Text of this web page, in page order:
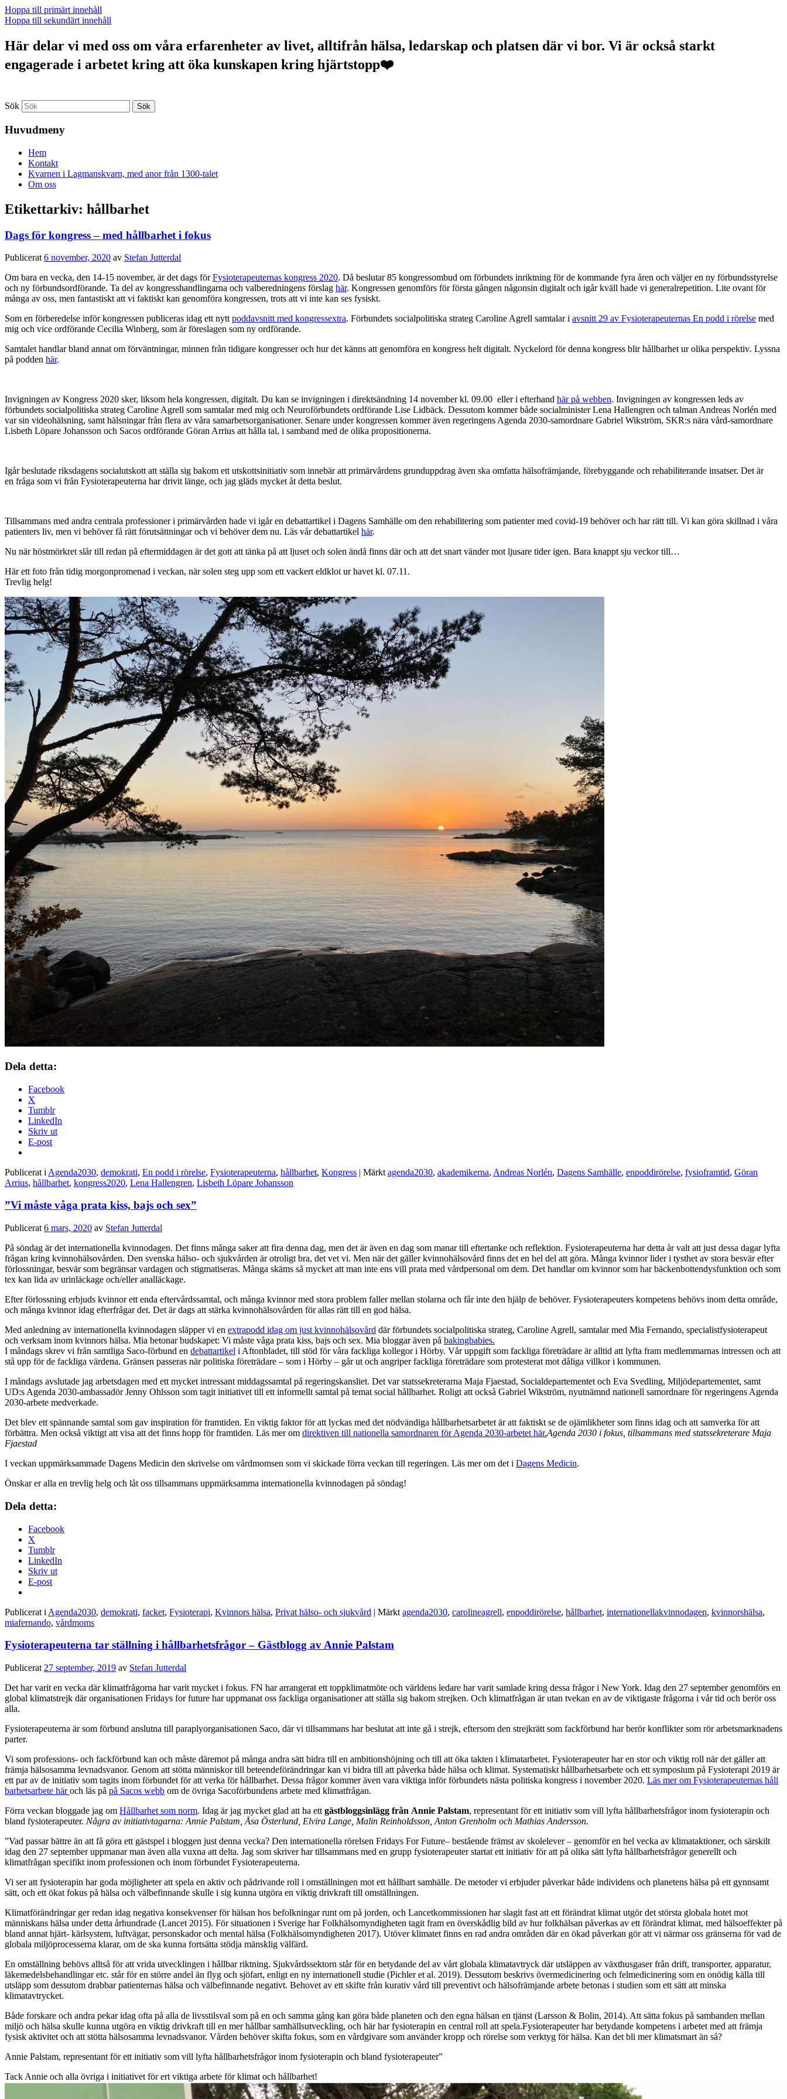
Hoppa till primärt innehåll
Hoppa till sekundärt innehåll
Här delar vi med oss om våra erfarenheter av livet, alltifrån hälsa, ledarskap och platsen där vi bor. Vi är också starkt
engagerade i arbetet kring att öka kunskapen kring hjärtstopp❤️
Sök
Huvudmeny
Hem
Kontakt
Kvarnen i Lagmanskvarn, med anor från 1300-talet
Om oss
Etikettarkiv: hållbarhet
Dags för kongress – med hållbarhet i fokus
Publicerat 6 november, 2020 av Stefan Jutterdal
Om bara en vecka, den 14-15 november, är det dags förFysioterapeuternas kongress 2020. Då beslutar 85 kongressombud om förbundets inriktning för de kommande fyra åren och väljer en ny förbundsstyrelse
och ny förbundsordförande. Ta del av kongresshandlingarna och valberedningens förslag här. Kongressen genomförs för första gången någonsin digitalt och igår kväll hade vi generalrepetition. Lite ovant för
många av oss, men fantastiskt att vi faktiskt kan genomföra kongressen, trots att vi inte kan ses fysiskt.
Som en förberedelse inför kongressen publiceras idag ett nytt poddavsnitt med kongressextra. Förbundets socialpolitiska strateg Caroline Agrell samtalar i avsnitt 29 av Fysioterapeuternas En podd i rörelse med
mig och vice ordförande Cecilia Winberg, som är föreslagen som ny ordförande.
Samtalet handlar bland annat om förväntningar, minnen från tidigare kongresser och hur det känns att genomföra en kongress helt digitalt. Nyckelord för denna kongress blir hållbarhet ur olika perspektiv. Lyssna
på podden här.
Invigningen av Kongress 2020 sker, liksom hela kongressen, digitalt. Du kan se invigningen i direktsändning 14 november kl. 09.00 eller i efterhand här på webben. Invigningen av kongressen leds av
förbundets socialpolitiska strateg Caroline Agrell som samtalar med mig och Neuroförbundets ordförande Lise Lidbäck. Dessutom kommer både socialminister Lena Hallengren och talman Andreas Norlén med
var sin videohälsning, samt hälsningar från flera av våra samarbetsorganisationer. Senare under kongressen kommer även regeringens Agenda 2030-samordnare Gabriel Wikström, SKR:s nära vård-samordnare
Lisbeth Löpare Johansson och Sacos ordförande Göran Arrius att hålla tal, i samband med de olika propositionerna.
Igår beslutade riksdagens socialutskott att ställa sig bakom ett utskottsinitiativ som innebär att primärvårdens grunduppdrag även ska omfatta hälsofrämjande, förebyggande och rehabiliterande insatser. Det är
en fråga som vi från Fysioterapeuterna har drivit länge, och jag gläds mycket åt detta beslut.
Tillsammans med andra centrala professioner i primärvården hade vi igår en debattartikel i Dagens Samhälle om den rehabilitering som patienter med covid-19 behöver och har rätt till. Vi kan göra skillnad i våra
patienters liv, men vi behöver få rätt förutsättningar och vi behöver dem nu. Läs vår debattartikel här.
Nu när höstmörkret slår till redan på eftermiddagen är det gott att tänka på att ljuset och solen ändå finns där och att det snart vänder mot ljusare tider igen. Bara knappt sju veckor till…
Här ett foto från tidig morgonpromenad i veckan, när solen steg upp som ett vackert eldklot ur havet kl. 07.11.
Trevlig helg!
Dela detta:
Facebook
X
Tumblr
LinkedIn
Skriv ut
E-post
Publicerat i Agenda2030, demokrati, En podd i rörelse, Fysioterapeuterna, hållbarhet, Kongress | Märkt agenda2030, akademikerna, Andreas Norlén, Dagens Samhälle, enpoddirörelse, fysioframtid, Göran
Arrius, hållbarhet, kongress2020, Lena Hallengren, Lisbeth Löpare Johansson
”Vi måste våga prata kiss, bajs och sex”
Publicerat 6 mars, 2020 av Stefan Jutterdal
På söndag är det internationella kvinnodagen. Det finns många saker att fira denna dag, men det är även en dag som manar till eftertanke och reflektion. Fysioterapeuterna har detta år valt att just dessa dagar lyfta
frågan kring kvinnohälsovården. Den svenska hälso- och sjukvården är otroligt bra, det vet vi. Men när det gäller kvinnohälsovård finns det en hel del att göra. Många kvinnor lider i tysthet av stora besvär efter
förlossningar, besvär som begränsar vardagen och stigmatiseras. Många skäms så mycket att man inte ens vill prata med vårdpersonal om dem. Det handlar om kvinnor som har bäckenbottendysfunktion och som
tex kan lida av urinläckage och/eller analläckage.
Efter förlossning erbjuds kvinnor ett enda eftervårdssamtal, och många kvinnor med stora problem faller mellan stolarna och får inte den hjälp de behöver. Fysioterapeuters kompetens behövs inom detta område,
och många kvinnor idag efterfrågar det. Det är dags att stärka kvinnohälsovården för allas rätt till en god hälsa.
Med anledning av internationella kvinnodagen släpper vi en extrapodd idag om just kvinnohälsovård där förbundets socialpolitiska strateg, Caroline Agrell, samtalar med Mia Fernando, specialistfysioterapeut
och verksam inom kvinnors hälsa. Mia betonar budskapet: Vi måste våga prata kiss, bajs och sex. Mia bloggar även på bakingbabies.
I måndags skrev vi från samtliga Saco-förbund en debattartikel i Aftonbladet, till stöd för våra fackliga kollegor i Hörby. Vår uppgift som fackliga företrädare är alltid att lyfta fram medlemmarnas intressen och att
stå upp för de fackliga värdena. Gränsen passeras när politiska företrädare – som i Hörby – går ut och angriper fackliga företrädare som protesterat mot dåliga villkor i kommunen.
I måndags avslutade jag arbetsdagen med ett mycket intressant middagssamtal på regeringskansliet. Det var statssekreterarna Maja Fjaestad, Socialdepartementet och Eva Svedling, Miljödepartementet, samt
UD:s Agenda 2030-ambassadör Jenny Ohlsson som tagit initiativet till ett informellt samtal på temat social hållbarhet. Roligt att också Gabriel Wikström, nyutnämnd nationell samordnare för regeringens Agenda
2030-arbete medverkade.
Det blev ett spännande samtal som gav inspiration för framtiden. En viktig faktor för att lyckas med det nödvändiga hållbarhetsarbetet är att faktiskt se de ojämlikheter som finns idag och att samverka för att
förbättra. Men också viktigt att visa att det finns hopp för framtiden. Läs mer om direktiven till nationella samordnaren för Agenda 2030-arbetet här.Agenda 2030 i fokus, tillsammans med statssekreterare Maja
Fjaestad
I veckan uppmärksammade Dagens Medicin den skrivelse om vårdmomsen som vi skickade förra veckan till regeringen. Läs mer om det i Dagens Medicin.
Önskar er alla en trevlig helg och låt oss tillsammans uppmärksamma internationella kvinnodagen på söndag!
Dela detta:
Facebook
X
Tumblr
LinkedIn
Skriv ut
E-post
Publicerat i Agenda2030, demokrati, facket, Fysioterapi, Kvinnors hälsa, Privat hälso- och sjukvård | Märkt agenda2030, carolineagrell, enpoddirörelse, hållbarhet, internationellakvinnodagen, kvinnorshälsa,
miafernando, vårdmoms
Fysioterapeuterna tar ställning i hållbarhetsfrågor – Gästblogg av Annie Palstam
Publicerat 27 september, 2019 av Stefan Jutterdal
Det har varit en vecka där klimatfrågorna har varit mycket i fokus. FN har arrangerat ett toppklimatmöte och världens ledare har varit samlade kring dessa frågor i New York. Idag den 27 september genomförs en
global klimatstrejk där organisationen Fridays for future har uppmanat oss fackliga organisationer att ställa sig bakom strejken. Och klimatfrågan är utan tvekan en av de viktigaste frågorna i vår tid och berör oss
alla.
Fysioterapeuterna är som förbund anslutna till paraplyorganisationen Saco, där vi tillsammans har beslutat att inte gå i strejk, eftersom den strejkrätt som fackförbund har berör konflikter som rör arbetsmarknadens
parter.
Vi som professions- och fackförbund kan och måste däremot på många andra sätt bidra till en ambitionshöjning och till att öka takten i klimatarbetet. Fysioterapeuter har en stor och viktig roll när det gäller att
främja hälsosamma levnadsvanor. Genom att stötta människor till beteendeförändringar kan vi bidra till att påverka både hälsa och klimat. Systematiskt hållbarhetsarbete och ett symposium på Fysioterapi 2019 är
ett par av de initiativ som tagits inom förbundet för att verka för hållbarhet. Dessa frågor kommer även vara viktiga inför förbundets nästa politiska kongress i november 2020. Läs mer om Fysioterapeuternas håll
barhetsarbete häroch läs på på Sacos webb om de övriga Sacoförbundens arbete med klimatfrågan.
Förra veckan bloggade jag om Hållbarhet som norm. Idag är jag mycket glad att ha ett gästbloggsinlägg från Annie Palstam, representant för ett initiativ som vill lyfta hållbarhetsfrågor inom fysioterapin och
bland fysioterapeuter. Några av initiativtagarna: Annie Palstam, Åsa Österlund, Elvira Lange, Malin Reinholdsson, Anton Grenholm och Mathias Andersson.
”Vad passar bättre än att få göra ett gästspel i bloggen just denna vecka? Den internationella rörelsen Fridays For Future– bestående främst av skolelever– genomför en hel vecka av klimataktioner, och särskilt
idag den 27 september uppmanar man även alla vuxna att delta. Jag som skriver har tillsammans med en grupp fysioterapeuter startat ett initiativ för att på olika sätt lyfta hållbarhetsfrågor generellt och
klimatfrågan specifikt inom professionen och inom förbundet Fysioterapeuterna.
Vi ser att fysioterapin har goda möjligheter att spela en aktiv och pådrivande roll i omställningen mot ett hållbart samhälle. De metoder vi erbjuderpåverkar både individens och planetens hälsa på ett gynnsamt
sätt, och ett ökat fokus på hälsa och välbefinnande skulle i sig kunna utgöra en viktig drivkraft till omställningen.
Klimatförändringar ger redan idag negativa konsekvenser för hälsan hos befolkningar runt om på jorden, och Lancetkommissionen har slagit fast att ett förändrat klimat utgör det största globala hotet mot
människans hälsa under detta århundrade (Lancet 2015). För situationen i Sverige har Folkhälsomyndigheten tagit fram en överskådlig bild av hur folkhälsan påverkas av ett förändrat klimat, med hälsoeffekter på
bland annat hjärt- kärlsystem, luftvägar, personskador och mental hälsa (Folkhälsomyndigheten 2017). Utöver klimatet finns en rad andra områden där en ökad påverkan gör att vi närmar oss gränserna för vad de
globala miljöprocesserna klarar, om de ska kunna fortsätta stödja mänsklig välfärd.
En omställning behövs alltså för att vrida utvecklingen i hållbar riktning. Sjukvårdssektorn står för en betydande del av vårt globala klimatavtryck där utsläppen av växthusgaserfrån drift, transporter, apparatur,
läkemedelsbehandlingar etc. står för en större andel än flyg och sjöfart, enligt en ny internationell studie (Pichler et al. 2019). Dessutom beskrivs övermedicinering och felmedicinering som en onödig källa till
utsläpp som dessutom drabbar patienternas hälsa och välbefinnande negativt. Behovet av ett skifte från kurativ vård till preventivt och hälsofrämjande arbete betonas i studien som ett sätt att minska
klimatavtrycket.
Både forskare och andra pekar idag ofta på alla de livsstilsval som på en och samma gång kan göra både planeten och den egna hälsan en tjänst (Larsson & Bolin, 2014). Att sätta fokus på sambanden mellan
miljö och hälsa skulle kunna utgöra en viktig drivkraft till en mer hållbar samhällsutveckling, och här har fysioterapin en central roll att spela.Fysioterapeuter har betydande kompetens i arbetet med att främja
fysisk aktivitet och att stötta hälsosamma levnadsvanor. Vården behöver skifta fokus, som en vårdgivare som använder kropp och rörelse som verktyg för hälsa. Kan det bli mer klimatsmart än så?
Annie Palstam, representant för ett initiativ som vill lyfta hållbarhetsfrågor inom fysioterapin och bland fysioterapeuter”
Tack Annie och alla övriga i initiativet för ert viktiga arbete för klimat och hållbarhet!